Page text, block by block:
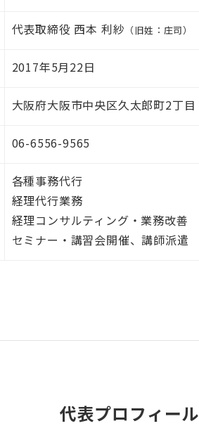
代表取締役 西本 利紗 （旧姓：庄司）
2017年5月22日
大阪府大阪市中央区久太郎町2丁目
06-6556-9565
各種事務代行
経理代行業務
経理コンサルティング・業務改善
セミナー・講習会開催、講師派遣
代表プロフィール